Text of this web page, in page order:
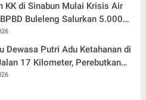
KK di Sinabun Mulai Krisis Air
Buleleng Salurkan 5.000
dan Siaga Hadapi Dampak
Dewasa Putri Adu Ketahanan di
17 Kilometer, Perebutkan
Juta pada HUT RI ke-81